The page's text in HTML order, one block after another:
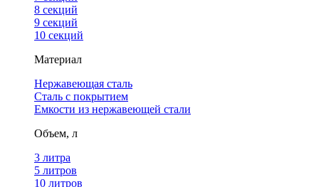
8 секций
9 секций
10 секций
Материал
Нержавеющая сталь
Сталь с покрытием
Емкости из нержавеющей стали
Объем, л
3 литра
5 литров
10 литров